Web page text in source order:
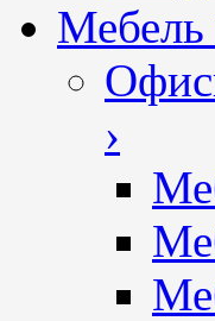
Мебель
›